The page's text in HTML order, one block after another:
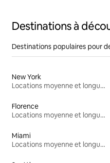
Destinations à
Destinations populaires pour
New York
Locations moyenne et longue durée
Florence
Locations moyenne et longue durée
Miami
Locations moyenne et longue durée